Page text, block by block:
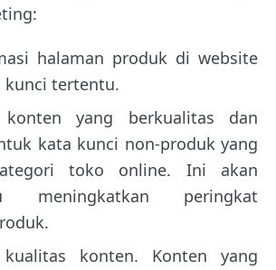
halaman produk di website
kunci tertentu.
konten yang berkualitas dan
kata kunci non-produk yang
toko online. Ini akan
meningkatkan peringkat
kualitas konten. Konten yang